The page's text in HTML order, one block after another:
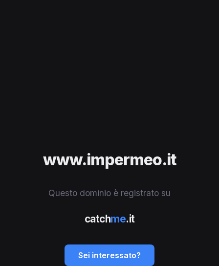
www.impermeo.it
Questo dominio è registrato su
catchme.it
Sei interessato?